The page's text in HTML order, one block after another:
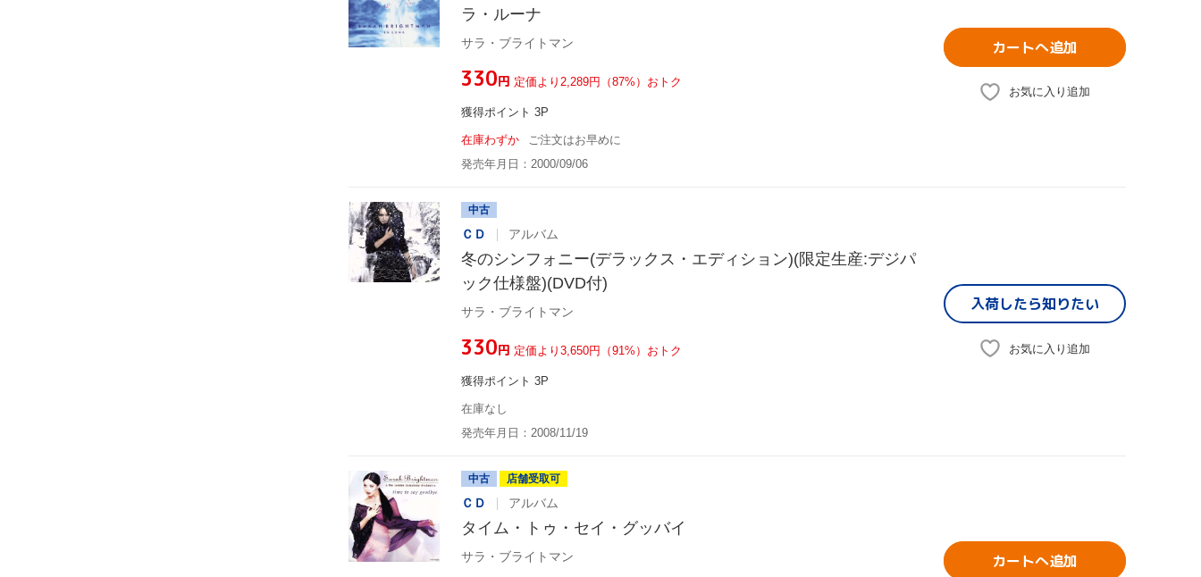
ラ・ルーナ
サラ・ブライトマン
¥330円 定価より2,289円（87%）おトク
獲得ポイント 3P
在庫わずか
ご注文はお早めに
発売年月日：2000/09/06
カートへ追加
お気に入り追加
中古
ＣＤ アルバム
冬のシンフォニー(デラックス・エディション)(限定生産:デジパ
ック仕様盤)(DVD付)
サラ・ブライトマン
¥330円 定価より3,650円（91%）おトク
獲得ポイント 3P
在庫なし
発売年月日：2008/11/19
入荷したら知りたい
お気に入り追加
中古 店舗受取可
ＣＤ アルバム
タイム・トゥ・セイ・グッバイ
サラ・ブライトマン カートへ追加